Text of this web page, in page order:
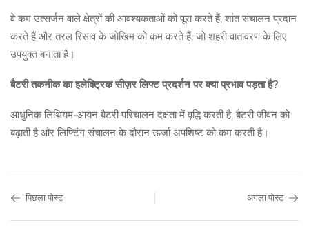
वे कम उत्सर्जन वाले क्षेत्रों की आवश्यकताओं को पूरा करते हैं, शांत संचालन प्रदान
करते हैं और तरल रिसाव के जोखिम को कम करते हैं, जो शहरी वातावरण के लिए
उपयुक्त बनाता है।
बैटरी तकनीक का इलेक्ट्रिक सीज़र लिफ्ट प्रदर्शन पर क्या प्रभाव पड़ता है?
आधुनिक लिथियम-आयन बैटरी परिचालन दक्षता में वृद्धि करती है, बैटरी जीवन को
बढ़ाती है और लिफ्टिंग संचालन के दौरान ऊर्जा अपशिष्ट को कम करती है।
पिछला पोस्ट अगला पोस्ट